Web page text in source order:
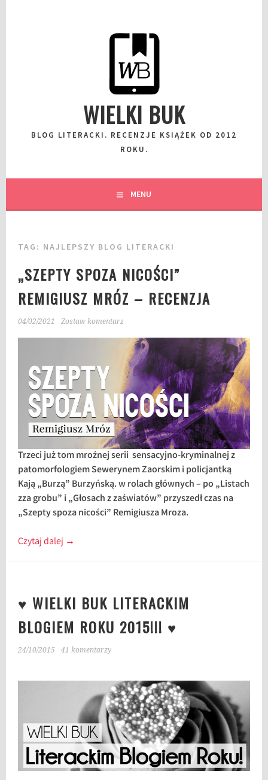
WIELKI BUK
BLOG LITERACKI. RECENZJE KSIĄŻEK OD 2012
ROKU.
MENU
TAG: NAJLEPSZY BLOG LITERACKI
„SZEPTY SPOZA NICOŚCI”
REMIGIUSZ MRÓZ – RECENZJA
04/02/2021 Zostaw komentarz
Trzeci już tom mroźnej serii sensacyjno-kryminalnej z
patomorfologiem Sewerynem Zaorskim i policjantką
Kają „Burzą” Burzyńską. w rolach głównych – po „Listach
zza grobu” i „Głosach z zaświatów” przyszedł czas na
„Szepty spoza nicości” Remigiusza Mroza.
Czytaj dalej →
♥ WIELKI BUK LITERACKIM
BLOGIEM ROKU 2015!!! ♥
24/10/2015 41 komentarzy